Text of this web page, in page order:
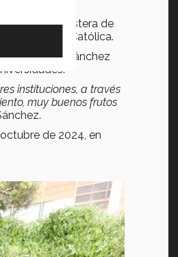
Estación Costera de
Universidad Católica.
UC, Ignacio Sánchez
instituciones, a través
muy buenos frutos
de 2024, en